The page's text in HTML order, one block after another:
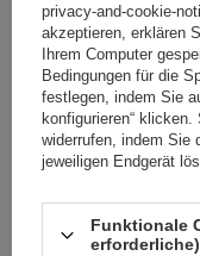
privacy-and-cookie-
akzeptieren, erklären
Ihrem Computer
Bedingungen für die
festlegen, indem Sie
konfigurieren“
widerrufen, indem Sie
jeweiligen Endgerät
Funktionale
erforderliche)